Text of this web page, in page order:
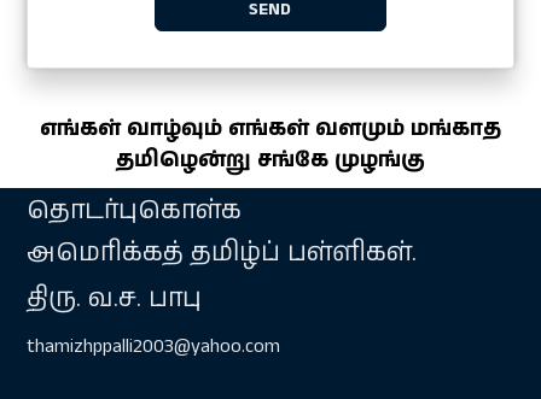
எங்கள் வாழ்வும் எங்கள் வளமும் மங்காத
தமிழென்று சங்கே முழங்கு
தொடர்புகொள்க
அமெரிக்கத் தமிழ்ப் பள்ளிகள்.
திரு. வ.ச. பாபு
thamizhppalli2003@yahoo.com